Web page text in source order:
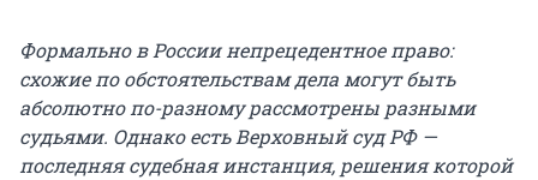
Формально в России непрецедентное право:
схожие по обстоятельствам дела могут быть
абсолютно по-разному рассмотрены разными
судьями. Однако есть Верховный суд РФ —
последняя судебная инстанция, решения которой